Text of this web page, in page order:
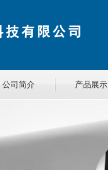
公司简介 产品展示